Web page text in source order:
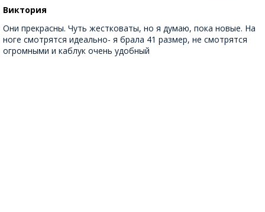
Виктория
Они прекрасны. Чуть жестковаты, но я думаю, пока новые. На
ноге смотрятся идеально- я брала 41 размер, не смотрятся
огромными и каблук очень удобный